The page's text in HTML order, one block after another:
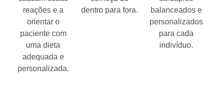
reações e a
orientar o
paciente com
uma dieta
adequada e
personalizada.
dentro para fora.
balanceados e
personalizados
para cada
indivíduo.